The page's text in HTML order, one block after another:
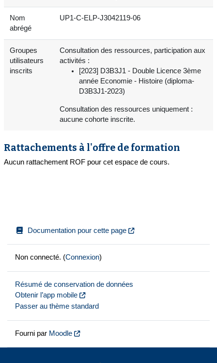
Nom
abrégé
UP1-C-ELP-J3042119-06
Groupes
utilisateurs
inscrits
Consultation des ressources, participation aux
activités :
[2023] D3B3J1 - Double Licence 3ème
année Economie - Histoire (diploma-
D3B3J1-2023)
Consultation des ressources uniquement :
aucune cohorte inscrite.
Rattachements à l'offre de formation
Aucun rattachement ROF pour cet espace de cours.
Documentation pour cette page
Non connecté. (Connexion)
Résumé de conservation de données
Obtenir l’app mobile
Passer au thème standard
Fourni par Moodle